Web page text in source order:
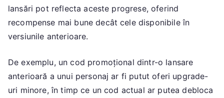
lansări pot reflecta aceste progrese, oferind
recompense mai bune decât cele disponibile în
versiunile anterioare.
De exemplu, un cod promoțional dintr-o lansare
anterioară a unui personaj ar fi putut oferi upgrade-
uri minore, în timp ce un cod actual ar putea debloca